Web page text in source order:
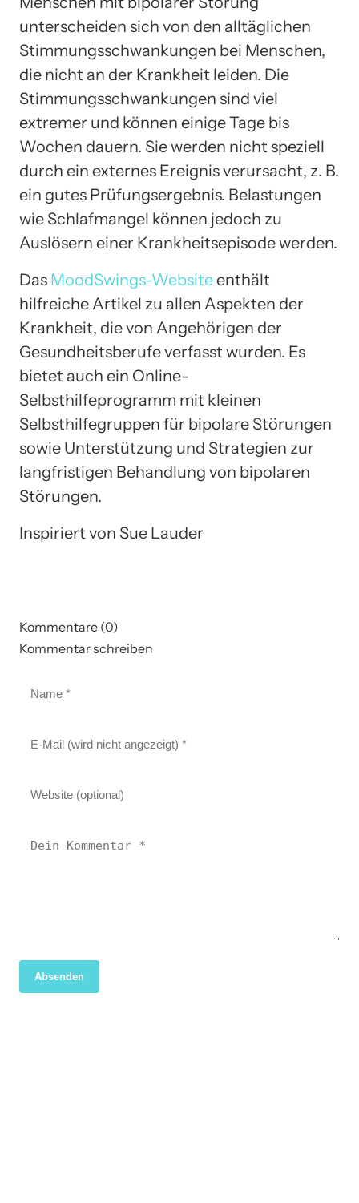
unterscheiden sich von den alltäglichen
Stimmungsschwankungen bei Menschen,
die nicht an der Krankheit leiden. Die
Stimmungsschwankungen sind viel
extremer und können einige Tage bis
Wochen dauern. Sie werden nicht speziell
durch ein externes Ereignis verursacht, z. B.
ein gutes Prüfungsergebnis. Belastungen
wie Schlafmangel können jedoch zu
Auslösern einer Krankheitsepisode werden.
Das MoodSwings-Websiteenthält
hilfreiche Artikel zu allen Aspekten der
Krankheit, die von Angehörigen der
Gesundheitsberufe verfasst wurden. Es
bietet auch ein Online-
Selbsthilfeprogramm mit kleinen
Selbsthilfegruppen für bipolare Störungen
sowie Unterstützung und Strategien zur
langfristigen Behandlung von bipolaren
Störungen.
Inspiriert von Sue Lauder
Kommentare (0)
Kommentar schreiben
Absenden